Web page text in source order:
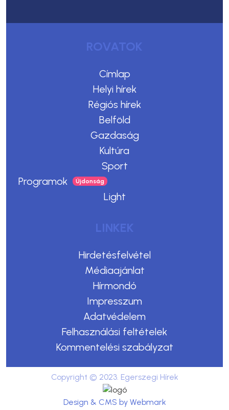
ROVATOK
Címlap
Helyi hírek
Régiós hírek
Belföld
Gazdaság
Kultúra
Sport
Programok
Light
LINKEK
Hirdetésfelvétel
Médiaajánlat
Hírmondó
Impresszum
Adatvédelem
Felhasználási feltételek
Kommentelési szabályzat
Copyright © 2023. Egerszegi Hírek
Design & CMS by Webmark